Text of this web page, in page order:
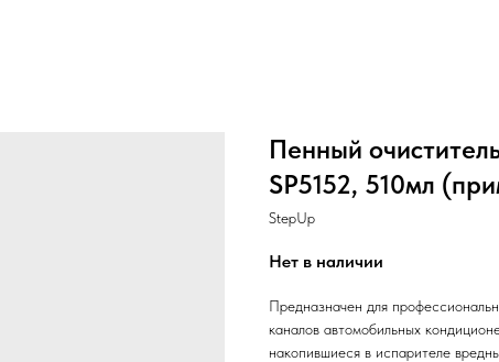
Пенный
SP5152, 510мл
StepUp
Нет в наличии
Предназначен для
каналов автомобильных
накопившиеся в испарителе